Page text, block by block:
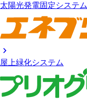
太陽光発電固定システム
chevron_right
屋上緑化システム